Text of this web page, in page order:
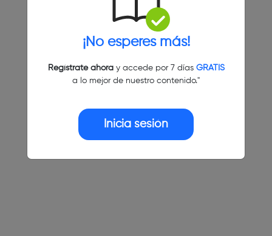
¡No esperes más!
Regístrate ahoray accede por 7 días GRATIS
a lo mejor de nuestro contenido."
Inicia sesión